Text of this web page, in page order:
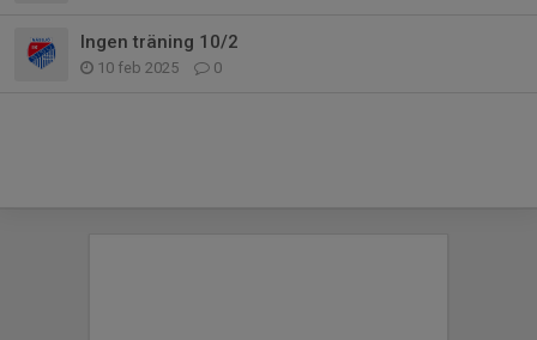
Ingen träning 10/2
10 feb 2025 0